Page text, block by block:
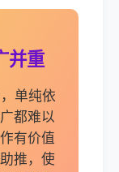
并重
单纯依
都难以
有价值
推，使